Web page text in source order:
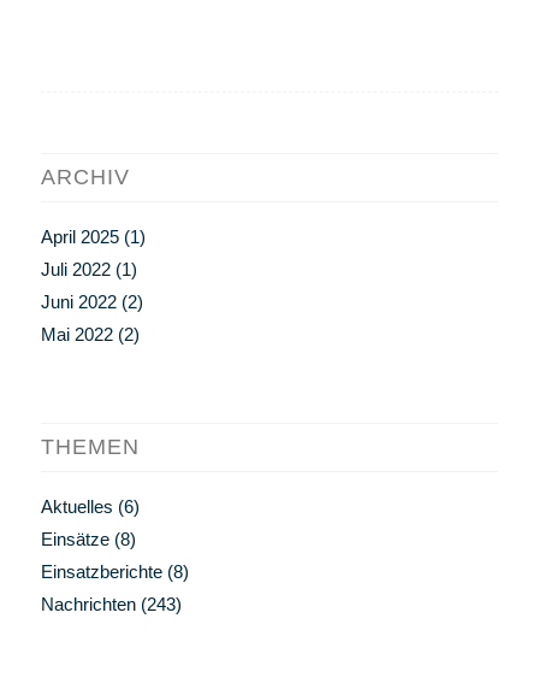
ARCHIV
April 2025(1)
Juli 2022(1)
Juni 2022(2)
Mai 2022(2)
THEMEN
Aktuelles (6)
Einsätze(8)
Einsatzberichte(8)
Nachrichten(243)